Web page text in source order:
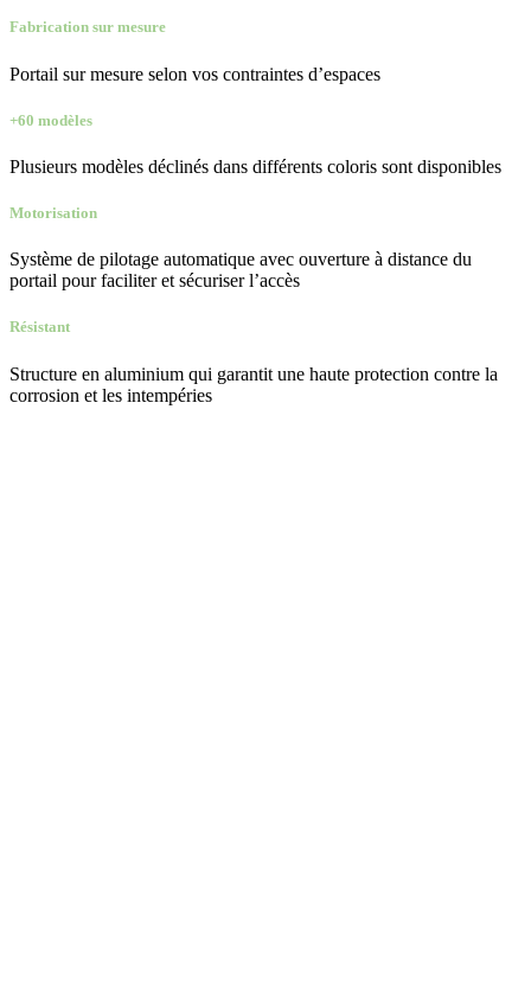
Fabrication sur mesure
Portail sur mesure selon vos contraintes d’espaces
+60 modèles
Plusieurs modèles déclinés dans différents coloris sont disponibles
Motorisation
Système de pilotage automatique avec ouverture à distance du
portail pour faciliter et sécuriser l’accès
Résistant
Structure en aluminium qui garantit une haute protection contre la
corrosion et les intempéries